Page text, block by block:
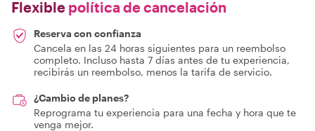
Flexible política de cancelación
Reserva con confianza
Cancela en las 24 horas siguientes para un reembolso
completo. Incluso hasta 7 días antes de tu experiencia,
recibirás un reembolso, menos la tarifa de servicio.
¿Cambio de planes?
Reprograma tu experiencia para una fecha y hora que te
venga mejor.